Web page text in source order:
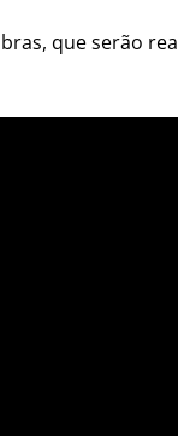
que serão